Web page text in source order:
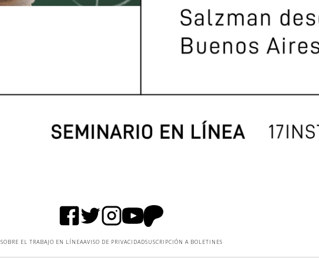
SOBRE EL TRABAJO EN LÍNEAAVISO DE PRIVACIDADSUSCRIPCIÓN A BOLETINES